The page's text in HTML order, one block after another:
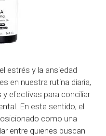
estrés y la ansiedad
en nuestra rutina diaria,
efectivas para conciliar
En este sentido, el
como una
entre quienes buscan